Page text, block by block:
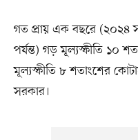
গত প্রায় এক বছরে (২০২৪
পর্যন্ত) গড় মূল্যস্ফীতি ১০
মূল্যস্ফীতি ৮ শতাংশের
সরকার।